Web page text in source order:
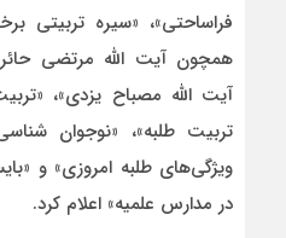
فراساحتی»، «سیره تربیتی
همچون آیت الله مرتضی
آیت الله مصباح یزدی»،
تربیت طلبه»، «نوجوان
ویژگی‌های طلبه امروزی» و
در مدارس علمیه» اعلام کرد.